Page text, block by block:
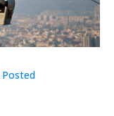
Posted